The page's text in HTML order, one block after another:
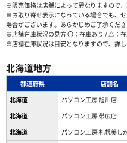
※販売価格は店舗によって異なりますので
※お取り寄せ表示になっている場合でも、
場合がございます。あらかじめご了承くださ
※店舗在庫状況の見方 〇：在庫あり / △：
※店舗在庫状況は目安となりますので、詳
北海道地方
都道府県 店舗名
北海道
パソコン工房 旭川店
北海道
パソコン工房 帯広店
北海道
パソコン⼯房 札幌美し